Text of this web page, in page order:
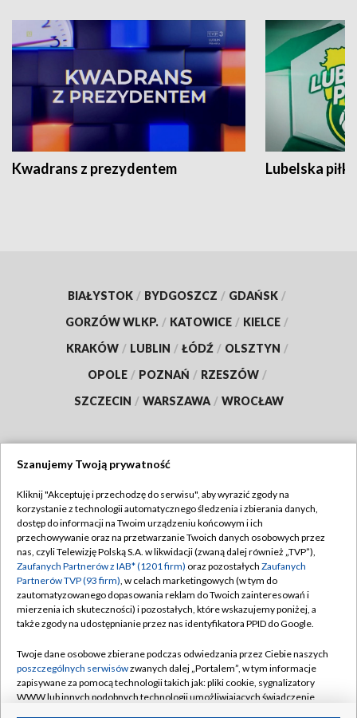
Kwadrans z prezydentem Lubelska piłka
BIAŁYSTOK / BYDGOSZCZ / GDAŃSK /
GORZÓW WLKP. / KATOWICE / KIELCE /
KRAKÓW / LUBLIN / ŁÓDŹ / OLSZTYN /
OPOLE / POZNAŃ / RZESZÓW /
SZCZECIN / WARSZAWA / WROCŁAW
TVP
Abonament TVP
Emisja w TVP
Centrum informacji TVP
Naziemna Telewizja Cyfrowa
Rada Programowa
System NOS
Regulamin TVP
Polityka prywatności
Moje zgody
Pomoc
Kontakt
Szanujemy Twoją prywatność
Kliknij "Akceptuję i przechodzę do serwisu", aby wyrazić zgody na
korzystanie z technologii automatycznego śledzenia i zbierania danych,
dostęp do informacji na Twoim urządzeniu końcowym i ich
przechowywanie oraz na przetwarzanie Twoich danych osobowych przez
nas, czyli Telewizję Polską S.A. w likwidacji (zwaną dalej również „TVP”),
Zaufanych Partnerów z IAB* (1201 firm) oraz pozostałych Zaufanych
Partnerów TVP (93 firm), w celach marketingowych (w tym do
zautomatyzowanego dopasowania reklam do Twoich zainteresowań i
mierzenia ich skuteczności) i pozostałych, które wskazujemy poniżej, a
także zgody na udostępnianie przez nas identyfikatora PPID do Google.
Twoje dane osobowe zbierane podczas odwiedzania przez Ciebie naszych
poszczególnych serwisówzwanych dalej „Portalem”, w tym informacje
zapisywane za pomocą technologii takich jak: pliki cookie, sygnalizatory
WWW lub innych podobnych technologii umożliwiających świadczenie